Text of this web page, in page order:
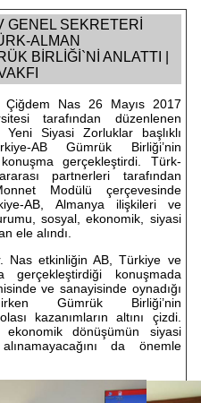
GENEL SEKRETERİ
ALMAN
BİRLİĞİ`Nİ ANLATTI |
Nas 26 Mayıs 2017
tarafından düzenlenen
Siyasi Zorluklar başlıklı
AB Gümrük Birliği’nin
gerçekleştirdi. Türk-
partnerleri tarafından
Modülü çerçevesinde
AB, Almanya ilişkileri ve
sosyal, ekonomik, siyasi
ele alındı.
Nas etkinliğin AB, Türkiye ve
gerçekleştirdiği konuşmada
ve sanayisinde oynadığı
Gümrük Birliği’nin
kazanımların altını çizdi.
dönüşümün siyasi
da önemle